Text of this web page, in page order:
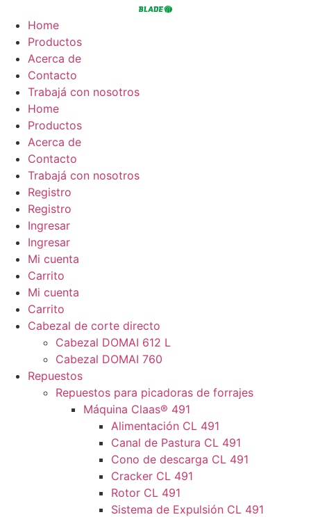
contenido
Home
Productos
Acerca de
Contacto
Trabajá con nosotros
Home
Productos
Acerca de
Contacto
Trabajá con nosotros
Registro
Registro
Ingresar
Ingresar
Mi cuenta
Carrito
Mi cuenta
Carrito
Cabezal de corte directo
Cabezal DOMAI 612 L
Cabezal DOMAI 760
Repuestos
Repuestos para picadoras de forrajes
Máquina Claas® 491
Alimentación CL 491
Canal de Pastura CL 491
Cono de descarga CL 491
Cracker CL 491
Rotor CL 491
Sistema de Expulsión CL 491